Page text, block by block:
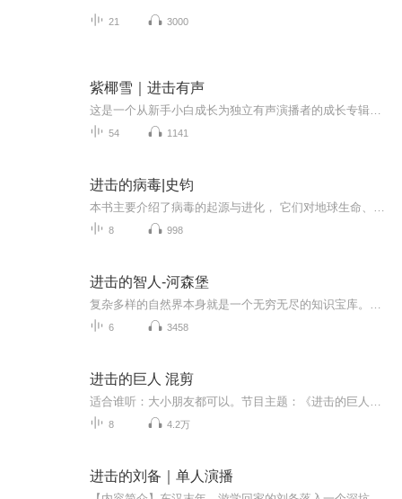
21 3000
紫椰雪｜进击有声
54 1141
进击的病毒|史钧
8 998
进击的智人-河森堡
6 3458
进击的巨人 混剪
8 4.2万
进击的刘备｜单人演播